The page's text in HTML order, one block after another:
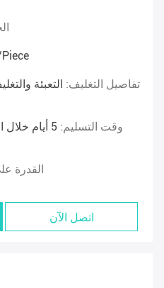
تفاصيل التغليف: التعبئة
وقت التسليم:
القدرة
اتصل الآن